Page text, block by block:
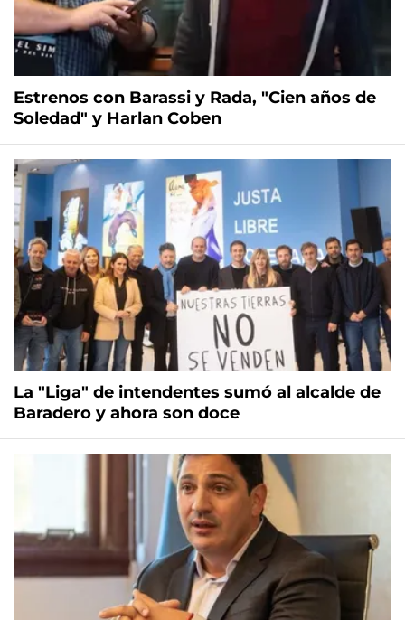
Estrenos con Barassi y Rada, "Cien años de
Soledad" y Harlan Coben
La "Liga" de intendentes sumó al alcalde de
Baradero y ahora son doce